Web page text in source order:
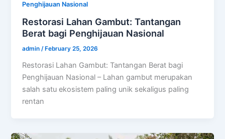
Penghijauan Nasional
Restorasi Lahan Gambut: Tantangan
Berat bagi Penghijauan Nasional
admin/February 25, 2026
Restorasi Lahan Gambut: Tantangan Berat bagi
Penghijauan Nasional – Lahan gambut merupakan
salah satu ekosistem paling unik sekaligus paling
rentan